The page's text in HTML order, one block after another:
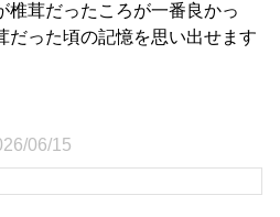
椎茸だったころが一番良かっ
だった頃の記憶を思い出せます
06/15